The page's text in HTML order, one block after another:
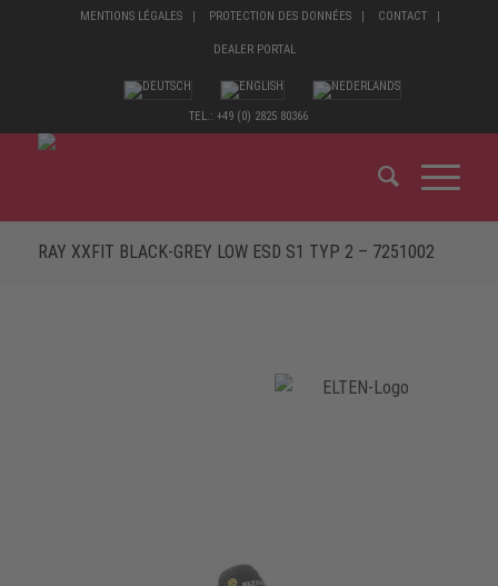
MENTIONS LÉGALES PROTECTION DES DONNÉES CONTACT
DEALER PORTAL
TEL.: +49 (0) 2825 80366
RAY XXFIT BLACK-GREY LOW ESD S1 TYP 2 – 7251002